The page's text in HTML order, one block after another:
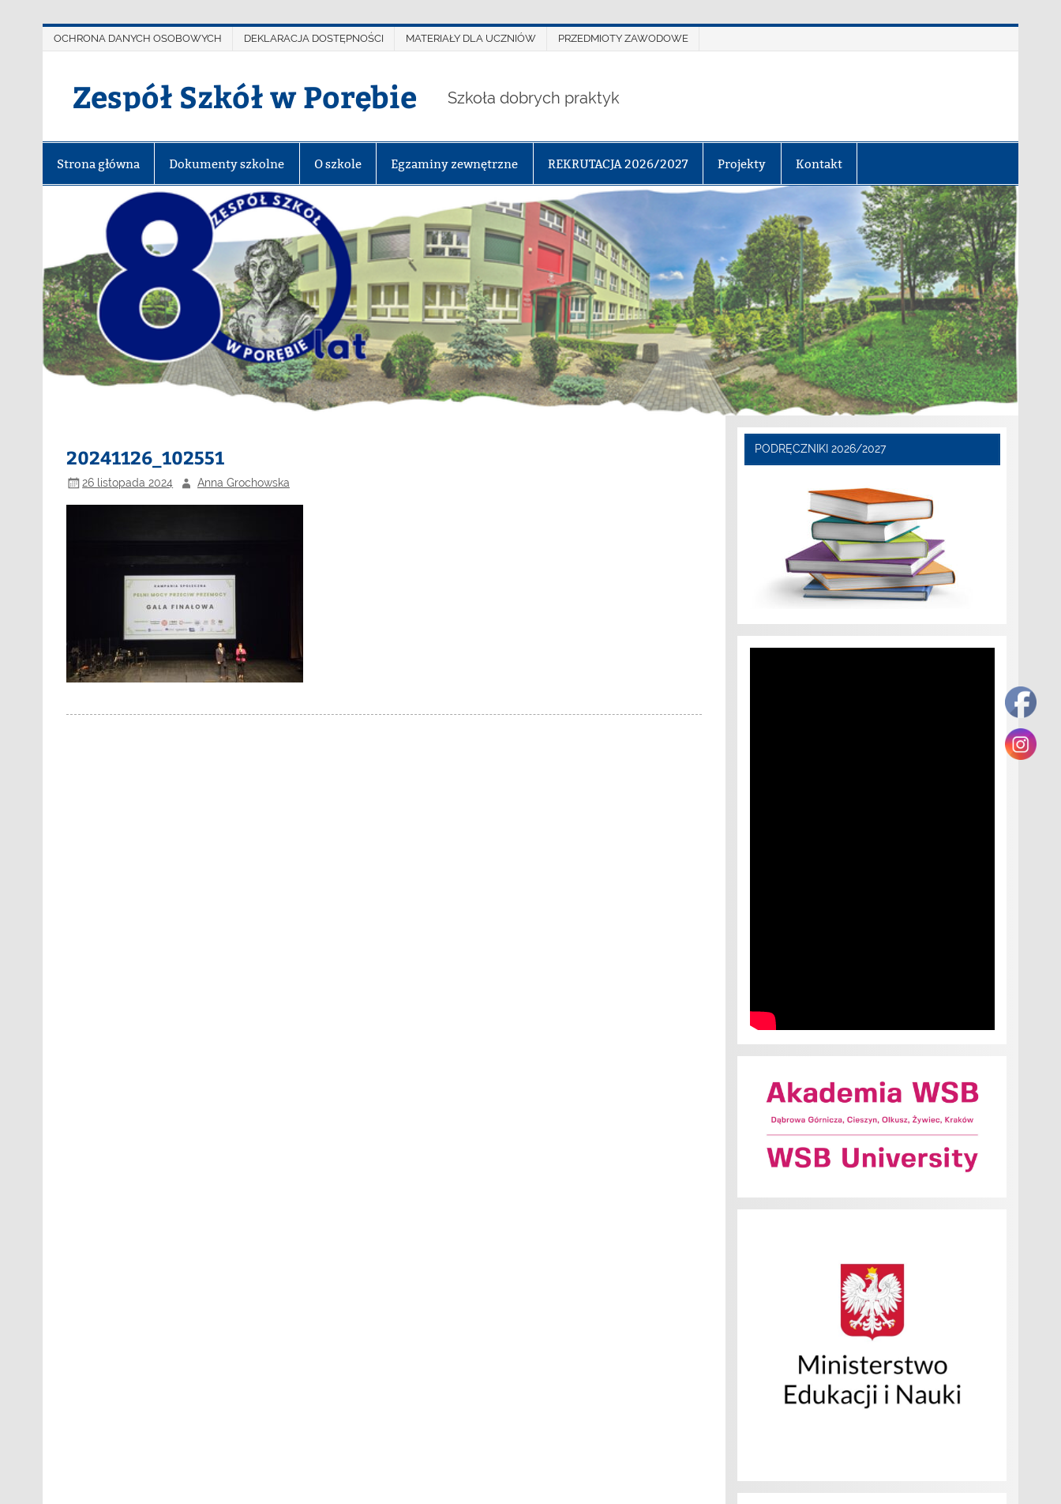
OCHRONA DANYCH OSOBOWYCH DEKLARACJA DOSTĘPNOŚCI MATERIAŁY DLA UCZNIÓW PRZEDMIOTY ZAWODOWE
Zespół Szkół w Porębie Szkoła dobrych praktyk
Strona główna Dokumenty szkolne O szkole Egzaminy zewnętrzne REKRUTACJA 2026/2027 Projekty Kontakt
20241126_102551
26 listopada 2024 Anna Grochowska
PODRĘCZNIKI 2026/2027